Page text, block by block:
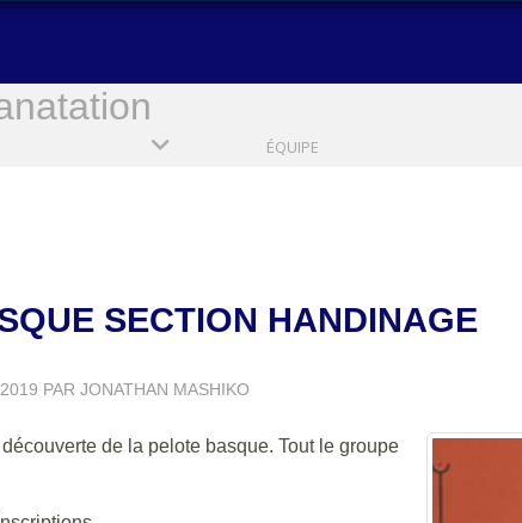
ÉQUIPE
SECTION HANDINAGE
PAR JONATHAN MASHIKO
de la pelote basque. Tout le groupe